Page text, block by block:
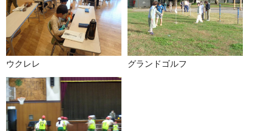
ウクレレ グランドゴルフ